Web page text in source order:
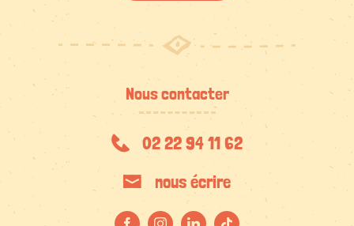
Nous contacter
02 22 94 11 62
nous écrire